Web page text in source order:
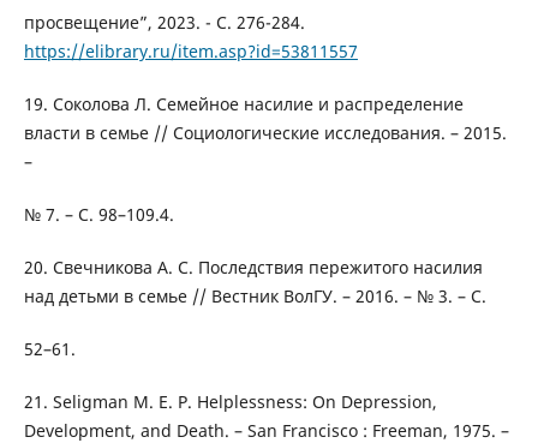
просвещение”, 2023. - С. 276-284.
https://elibrary.ru/item.asp?id=53811557
19. Соколова Л. Семейное насилие и распределение
власти в семье // Социологические исследования. – 2015.
–
№ 7. – С. 98–109.4.
20. Свечникова А. С. Последствия пережитого насилия
над детьми в семье // Вестник ВолГУ. – 2016. – № 3. – С.
52–61.
21. Seligman M. E. P. Helplessness: On Depression,
Development, and Death. – San Francisco : Freeman, 1975. –